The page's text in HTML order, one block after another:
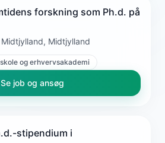
forskning som Ph.d. på
Midtjylland, Midtjylland
og erhvervsakademi
Se job og ansøg
stipendium i